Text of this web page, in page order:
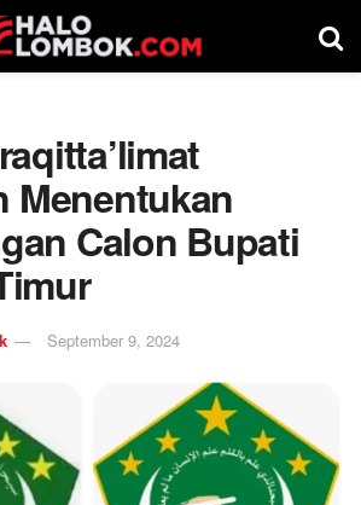
Menentukan
Calon Bupati
September 9, 2024